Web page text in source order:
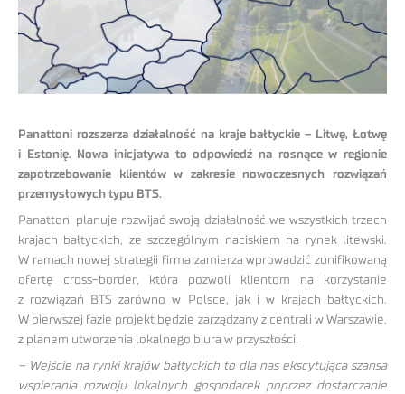
Panattoni rozszerza działalność na kraje bałtyckie – Litwę, Łotwę
i Estonię. Nowa inicjatywa to odpowiedź na rosnące w regionie
zapotrzebowanie klientów w zakresie nowoczesnych rozwiązań
przemysłowych typu BTS.
Panattoni planuje rozwijać swoją działalność we wszystkich trzech
krajach bałtyckich, ze szczególnym naciskiem na rynek litewski.
W ramach nowej strategii firma zamierza wprowadzić zunifikowaną
ofertę cross-border, która pozwoli klientom na korzystanie
z rozwiązań BTS zarówno w Polsce, jak i w krajach bałtyckich.
W pierwszej fazie projekt będzie zarządzany z centrali w Warszawie,
z planem utworzenia lokalnego biura w przyszłości.
– Wejście na rynki krajów bałtyckich to dla nas ekscytująca szansa
wspierania rozwoju lokalnych gospodarek poprzez dostarczanie